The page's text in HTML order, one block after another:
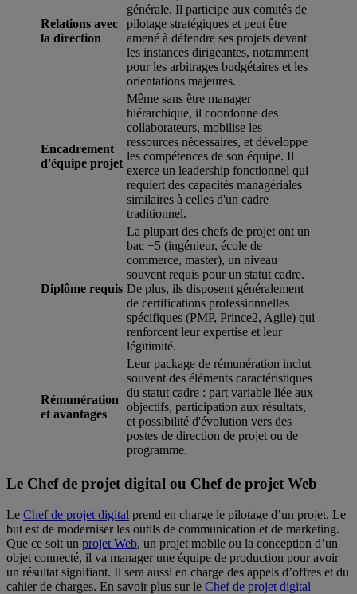
Relations avec
la direction
générale. Il participe aux comités de
pilotage stratégiques et peut être
amené à défendre ses projets devant
les instances dirigeantes, notamment
pour les arbitrages budgétaires et les
orientations majeures.
Encadrement
d'équipe projet
Même sans être manager
hiérarchique, il coordonne des
collaborateurs, mobilise les
ressources nécessaires, et développe
les compétences de son équipe. Il
exerce un leadership fonctionnel qui
requiert des capacités managériales
similaires à celles d'un cadre
traditionnel.
Diplôme requis
La plupart des chefs de projet ont un
bac +5 (ingénieur, école de
commerce, master), un niveau
souvent requis pour un statut cadre.
De plus, ils disposent généralement
de certifications professionnelles
spécifiques (PMP, Prince2, Agile) qui
renforcent leur expertise et leur
légitimité.
Rémunération
et avantages
Leur package de rémunération inclut
souvent des éléments caractéristiques
du statut cadre : part variable liée aux
objectifs, participation aux résultats,
et possibilité d'évolution vers des
postes de direction de projet ou de
programme.
Le Chef de projet digital ou Chef de projet Web
Le Chef de projet digital prend en charge le pilotage d’un projet. Le
but est de moderniser les outils de communication et de marketing.
Que ce soit un projet Web, un projet mobile ou la conception d’un
objet connecté, il va manager une équipe de production pour avoir
un résultat signifiant. Il sera aussi en charge des appels d’offres et du
cahier de charges. En savoir plus sur le Chef de projet digital